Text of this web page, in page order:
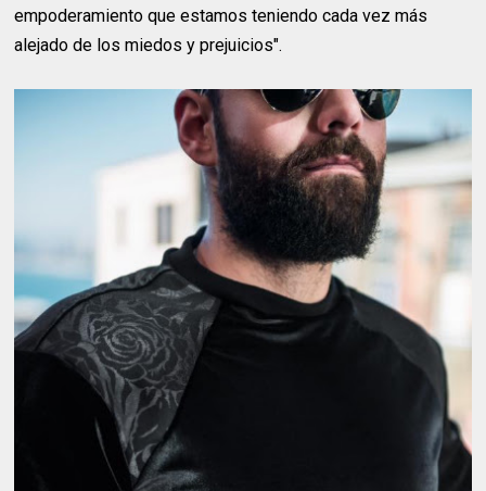
empoderamiento que estamos teniendo cada vez más
alejado de los miedos y prejuicios".